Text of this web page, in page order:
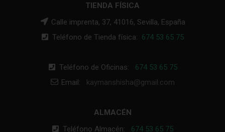
TIENDA FÍSICA
Calle imprenta, 37, 41016, Sevilla, España
Teléfono de Tienda física: 674 53 65 75
Teléfono de Oficinas: 674 53 65 75
Email: kaymanshisha@gmail.com
ALMACÉN
Teléfono Almacén: 674 53 65 75